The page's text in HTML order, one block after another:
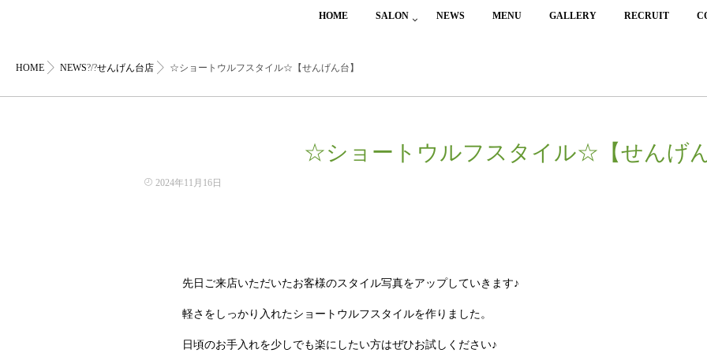
HOME SALON NEWS MENU GALLERY RECRUIT
HOME NEWS?/?せんげん台店 ☆ショートウルフスタイル☆【せんげん台】
☆ショートウルフスタイル☆【せんげん
2024年11月16日
先日ご来店いただいたお客様のスタイル写真をアップしていきます♪
軽さをしっかり入れたショートウルフスタイルを作りました。
日頃のお手入れを少しでも楽にしたい方はぜひお試しください♪